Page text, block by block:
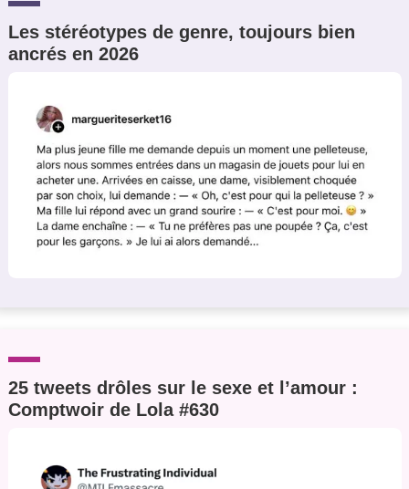
Les stéréotypes de genre, toujours bien
ancrés en 2026
25 tweets drôles sur le sexe et l’amour :
Comptwoir de Lola #630